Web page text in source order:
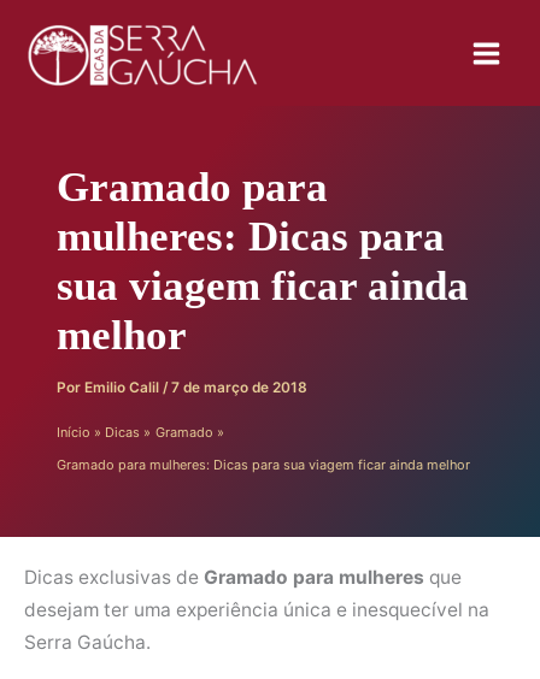
para
Gramado para
mulheres: Dicas para
sua viagem ficar ainda
melhor
Por Emilio Calil /7 de março de 2018
Início Dicas
Gramado
Gramado para mulheres: Dicas para sua viagem ficar ainda melhor
Dicas exclusivas de Gramado para mulheres que
desejam ter uma experiência única e inesquecível na
Serra Gaúcha.